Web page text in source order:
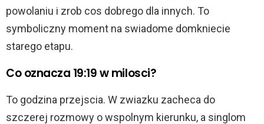
powolaniu i zrob cos dobrego dla innych. To
symboliczny moment na swiadome domkniecie
starego etapu.
Co oznacza 19:19 w milosci?
To godzina przejscia. W zwiazku zacheca do
szczerej rozmowy o wspolnym kierunku, a singlom